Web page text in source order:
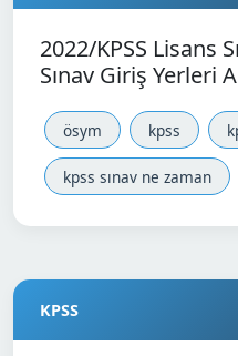
2022/KPSS Lisans
Sınav Giriş Yerleri
ösym kpss
kpss sınav ne zaman
KPSS